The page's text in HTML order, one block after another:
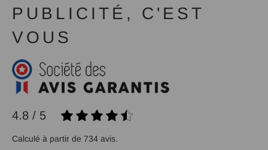
PUBLICITÉ, C'EST
VOUS
4.8 / 5
Calculé à partir de 734 avis.